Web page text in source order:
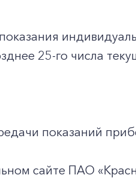
25-го числа
показаний
сайте ПАО